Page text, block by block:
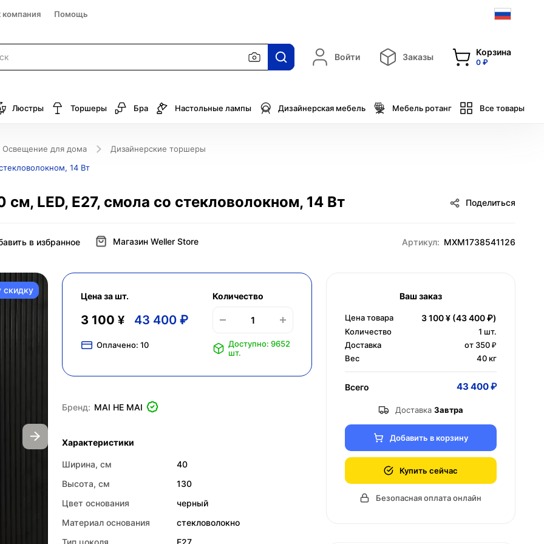
компания Помощь
Войти Заказы Корзина
0 ₽
Люстры Торшеры Бра Настольные лампы Дизайнерская мебель Мебель ротанг Все товары
Освещение для дома
Дизайнерские торшеры
14 Вт
LED, Е27, смола со стекловолокном, 14 Вт
в избранное
Поделиться
Магазин Weller Store Артикул: MXM1738541126
скидку
Цена за шт.
3 100 ¥ 43 400 ₽
Оплачено: 10
Количество
Доступно: 9652
шт.
Бренд: MAI HE MAI
Характеристики
Ширина, см
40
Высота, см
130
Цвет основания
черный
Материал основания
стекловолокно
Тип цоколя
E27
Ваш заказ
Цена товара 3 100 ¥ (43 400 ₽)
Количество 1 шт.
Доставка
от 350 ₽
Вес
40 кг
Всего 43 400 ₽
Доставка Завтра
Добавить в корзину
Купить сейчас
Безопасная оплата онлайн